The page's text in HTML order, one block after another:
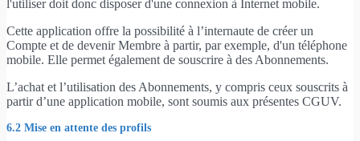
l'utiliser doit donc disposer d'une connexion à Internet mobile.
Cette application offre la possibilité à l’internaute de créer un
Compte et de devenir Membre à partir, par exemple, d'un téléphone
mobile. Elle permet également de souscrire à des Abonnements.
L’achat et l’utilisation des Abonnements, y compris ceux souscrits à
partir d’une application mobile, sont soumis aux présentes CGUV.
6.2 Mise en attente des profils